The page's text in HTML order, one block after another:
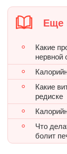
Еще
Какие
нервной
Какие
редиске
Что
болит